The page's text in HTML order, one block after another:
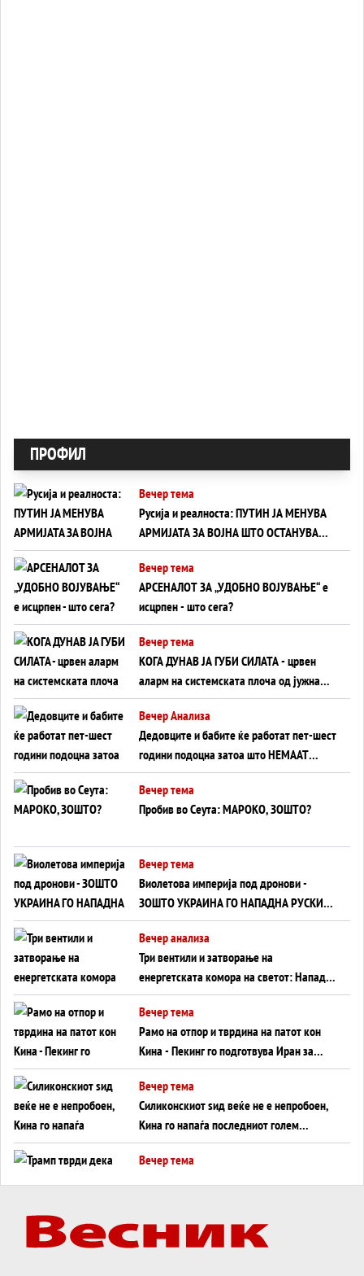
ПРОФИЛ
Вечер тема
Русија и реалноста: ПУТИН ЈА МЕНУВА
АРМИЈАТА ЗА ВОЈНА ШТО ОСТАНУВА
БЕЗ ФРОНТ
Вечер тема
АРСЕНАЛОТ ЗА „УДОБНО ВОЈУВАЊЕ“ е
исцрпен - што сега?
Вечер тема
КОГА ДУНАВ ЈА ГУБИ СИЛАТА - црвен
аларм на системската плоча од јужна
Германија до Црното Море...
Вечер Анализа
Дедовците и бабите ќе работат пет-шест
години подоцна затоа што НЕМААТ
ВНУЦИ ДА ГИ ЗАМЕНАТ
Вечер тема
Пробив во Сеута: МАРОКО, ЗОШТО?
Вечер тема
Виолетова империја под дронови -
ЗОШТО УКРАИНА ГО НАПАДНА РУСКИОТ
WILDBERRIES
Вечер анализа
Три вентили и затворање на
енергетската комора на светот: Нападот
во Суец најавува глобален енергетски
инфаркт?
Вечер тема
Рамо на отпор и тврдина на патот кон
Кина - Пекинг го подготвува Иран за
американска копнена инвазија
Вечер тема
Силиконскиот ѕид веќе не е непробоен,
Кина го напаѓа последниот голем
монопол на Западот?
Вечер тема
Вечер тема
ДЛАБОКО УДОЛУ: Сметководствените